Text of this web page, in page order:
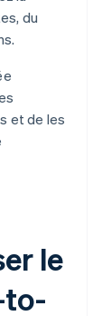
du
et de les
le
to-